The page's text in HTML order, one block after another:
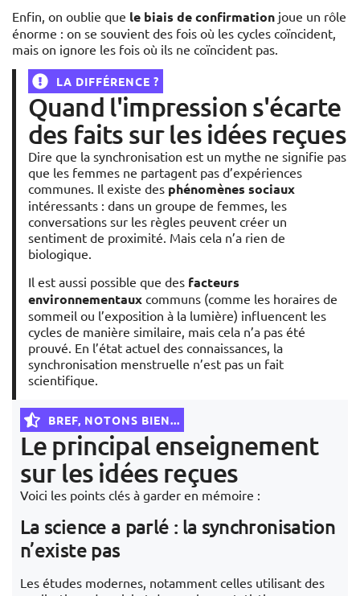
Enfin, on oublie que le biais de confirmation joue un rôle
énorme : on se souvient des fois où les cycles coïncident,
mais on ignore les fois où ils ne coïncident pas.
LA DIFFÉRENCE ?
Quand l'impression s'écarte
des faits sur les idées reçues
Dire que la synchronisation est un mythe ne signifie pas
que les femmes ne partagent pas d’expériences
communes. Il existe des phénomènes sociaux
intéressants : dans un groupe de femmes, les
conversations sur les règles peuvent créer un
sentiment de proximité. Mais cela n’a rien de
biologique.
Il est aussi possible que des facteurs
environnementaux communs (comme les horaires de
sommeil ou l’exposition à la lumière) influencent les
cycles de manière similaire, mais cela n’a pas été
prouvé. En l’état actuel des connaissances, la
synchronisation menstruelle n’est pas un fait
scientifique.
BREF, NOTONS BIEN...
Le principal enseignement
sur les idées reçues
Voici les points clés à garder en mémoire :
La science a parlé : la synchronisation
n’existe pas
Les études modernes, notamment celles utilisant des